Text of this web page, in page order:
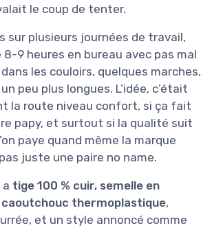
le coup de tenter.
sur plusieurs journées de travail,
8-9 heures en bureau avec pas mal
les couloirs, quelques marches,
peu plus longues. L’idée, c’était
la route niveau confort, si ça fait
papy, et surtout si la qualité suit
paye quand même la marque
juste une paire no name.
a tige 100 % cuir, semelle en
thermoplastique,
et un style annoncé comme